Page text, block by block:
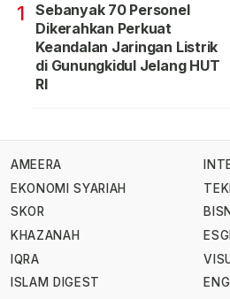
1
Sebanyak 70 Personel
Dikerahkan Perkuat
Keandalan Jaringan Listrik
di Gunungkidul Jelang HUT
RI
AMEERA
EKONOMI SYARIAH
SKOR
KHAZANAH
IQRA
ISLAM DIGEST